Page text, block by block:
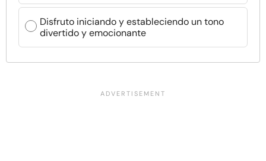
Disfruto iniciando y estableciendo un tono
divertido y emocionante